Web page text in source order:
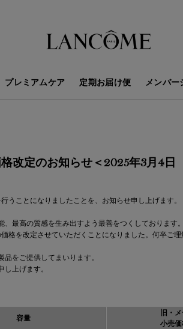
プレミアムケア 定期お届け便 メンバー
改定のお知らせ ＜2025年3月4日
うことになりましたことを、お知らせ申し上げます。
最高の質感を生み出すよう最善をつくしておりま
を改定させていただくことになりました。何卒ご理
をご提供してまいります。
上げます。
容量
旧・
小売価